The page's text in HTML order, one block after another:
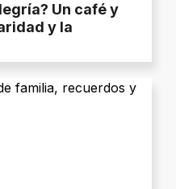
Un café y
y la